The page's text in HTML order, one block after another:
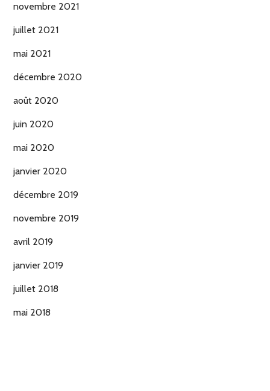
novembre 2021
juillet 2021
mai 2021
décembre 2020
août 2020
juin 2020
mai 2020
janvier 2020
décembre 2019
novembre 2019
avril 2019
janvier 2019
juillet 2018
mai 2018